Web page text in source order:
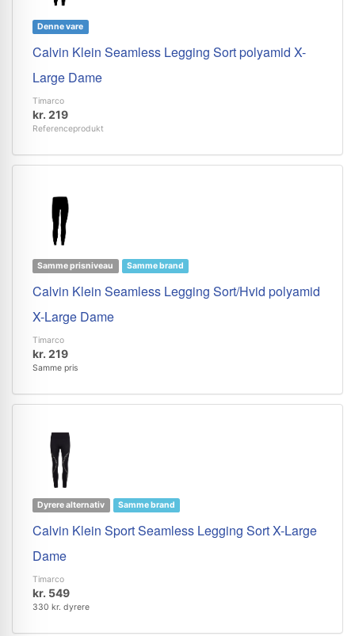
Denne vare
Calvin Klein Seamless Legging Sort polyamid X-
Large Dame
Timarco
kr. 219
Referenceprodukt
Samme prisniveau Samme brand
Calvin Klein Seamless Legging Sort/Hvid polyamid
X-Large Dame
Timarco
kr. 219
Samme pris
Dyrere alternativ Samme brand
Calvin Klein Sport Seamless Legging Sort X-Large
Dame
Timarco
kr. 549
330 kr. dyrere